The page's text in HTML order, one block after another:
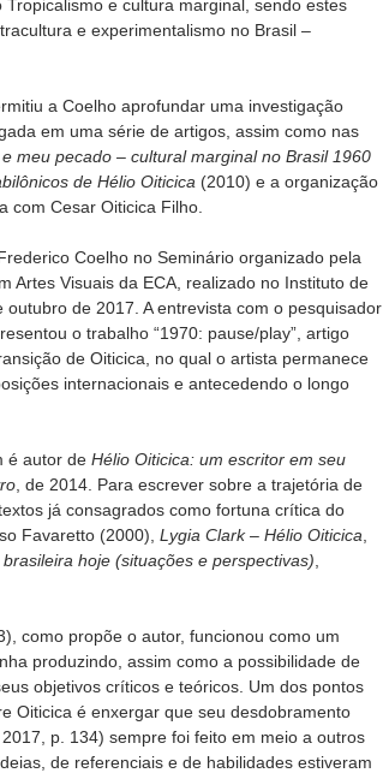
e cultura marginal, sendo estes
e experimentalismo no Brasil –
a Coelho aprofundar uma investigação
em uma série de artigos, assim como nas
meu pecado – cultural marginal no Brasil 1960
de Hélio Oiticica (2010) e a organização
com Cesar Oiticica Filho.
Coelho no Seminário organizado pela
Artes Visuais da ECA, realizado no Instituto de
de 2017. A entrevista com o pesquisador
o trabalho “1970: pause/play”, artigo
de Oiticica, no qual o artista permanece
internacionais e antecedendo o longo
é autor de Hélio Oiticica: um escritor em seu
, de 2014. Para escrever sobre a trajetória de
já consagrados como fortuna crítica do
Favaretto (2000), Lygia Clark – Hélio Oiticica
brasileira hoje (situações e perspectivas)
como propõe o autor, funcionou como um
produzindo, assim como a possibilidade de
objetivos críticos e teóricos. Um dos pontos
Oiticica é enxergar que seu desdobramento
p. 134) sempre foi feito em meio a outros
de referenciais e de habilidades estiveram